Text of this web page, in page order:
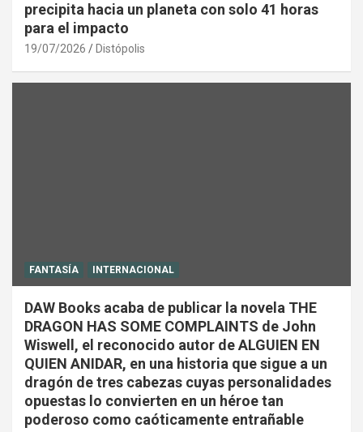
precipita hacia un planeta con solo 41 horas
para el impacto
19/07/2026 Distópolis
FANTASÍA INTERNACIONAL
DAW Books acaba de publicar la novela THE
DRAGON HAS SOME COMPLAINTS de John
Wiswell, el reconocido autor de ALGUIEN EN
QUIEN ANIDAR, en una historia que sigue a un
dragón de tres cabezas cuyas personalidades
opuestas lo convierten en un héroe tan
poderoso como caóticamente entrañable